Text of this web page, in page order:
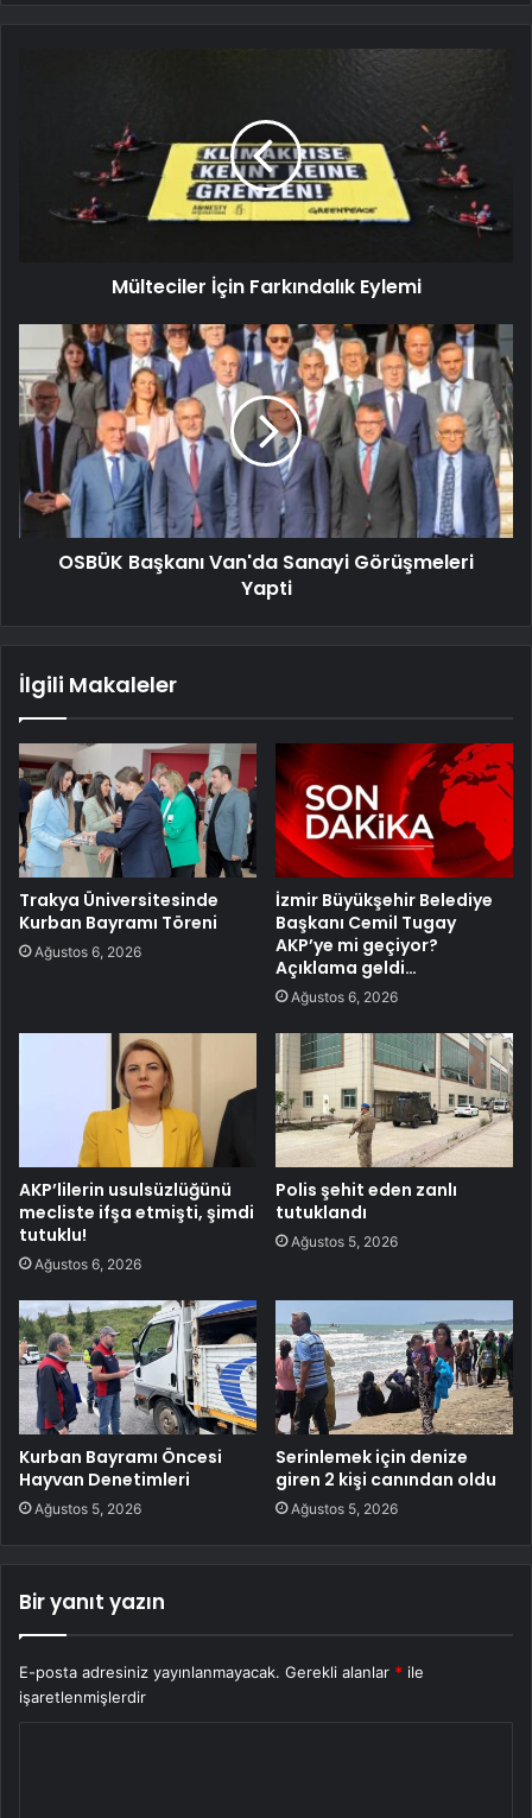
Mülteciler İçin Farkındalık Eylemi
OSBÜK Başkanı Van'da Sanayi Görüşmeleri
Yapti
İlgili Makaleler
Trakya Üniversitesinde
Kurban Bayramı Töreni
Ağustos 6, 2026
İzmir Büyükşehir Belediye
Başkanı Cemil Tugay
AKP’ye mi geçiyor?
Açıklama geldi…
Ağustos 6, 2026
AKP’lilerin usulsüzlüğünü
mecliste ifşa etmişti, şimdi
tutuklu!
Ağustos 6, 2026
Polis şehit eden zanlı
tutuklandı
Ağustos 5, 2026
Kurban Bayramı Öncesi
Hayvan Denetimleri
Ağustos 5, 2026
Serinlemek için denize
giren 2 kişi canından oldu
Ağustos 5, 2026
Bir yanıt yazın
E-posta adresiniz yayınlanmayacak. Gerekli alanlar * ile
işaretlenmişlerdir